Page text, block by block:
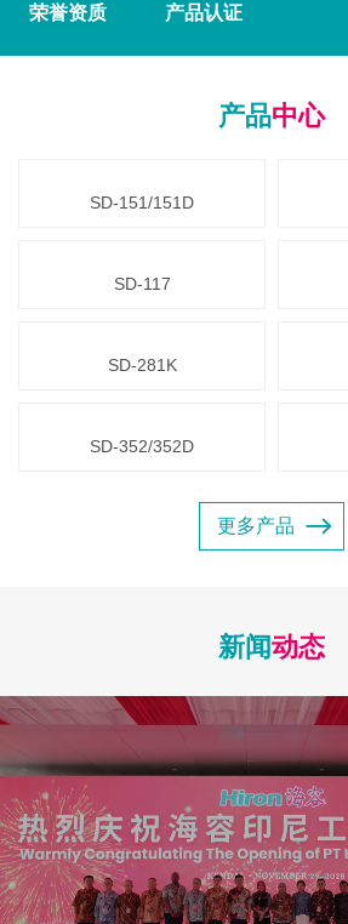
荣誉资质 产品认证
产品中心
SD-151/151D
SD-117
SD-281K
SD-352/352D
更多产品
新闻动态